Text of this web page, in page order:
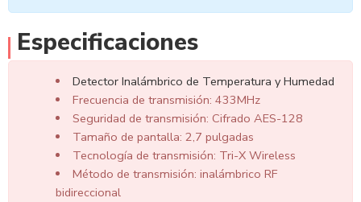
Especificaciones
Detector Inalámbrico de Temperatura y Humedad
Frecuencia de transmisión: 433MHz
Seguridad de transmisión: Cifrado AES-128
Tamaño de pantalla: 2,7 pulgadas
Tecnología de transmisión: Tri-X Wireless
Método de transmisión: inalámbrico RF
bidireccional